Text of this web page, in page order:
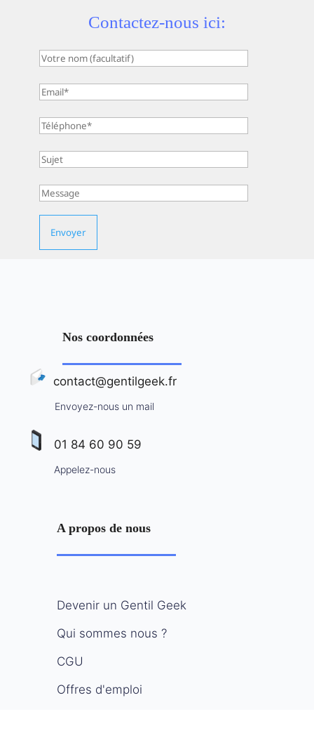
Contactez-nous ici:
Nos coordonnées
contact@gentilgeek.fr
Envoyez-nous un mail
01 84 60 90 59
Appelez-nous
A propos de nous
Devenir un Gentil Geek
Qui sommes nous ?
CGU
Offres d'emploi